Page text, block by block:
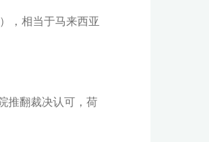
，相当于马来西亚
推翻裁决认可，荷